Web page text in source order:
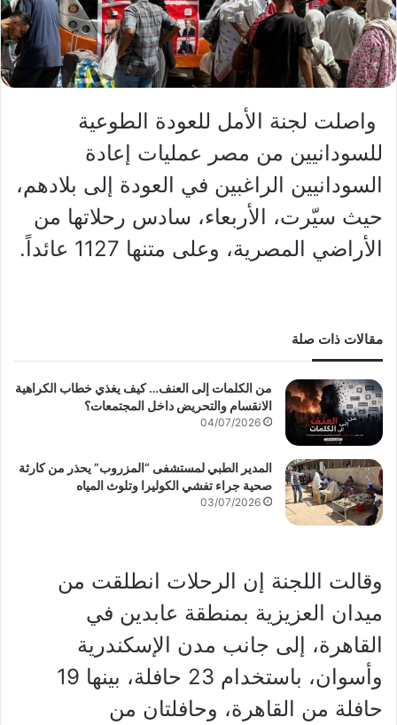
واصلت لجنة الأمل للعودة الطوعية
للسودانيين من مصر عمليات إعادة
السودانيين الراغبين في العودة إلى بلادهم،
حيث سيّرت، الأربعاء، سادس رحلاتها من
الأراضي المصرية، وعلى متنها 1127 عائداً.
مقالات ذات صلة
من الكلمات إلى العنف… كيف يغذي خطاب الكراهية
الانقسام والتحريض داخل المجتمعات؟
04/07/2026
المدير الطبي لمستشفى “المزروب” يحذر من كارثة
صحية جراء تفشي الكوليرا وتلوث المياه
03/07/2026
وقالت اللجنة إن الرحلات انطلقت من
ميدان العزيزية بمنطقة عابدين في
القاهرة، إلى جانب مدن الإسكندرية
وأسوان، باستخدام 23 حافلة، بينها 19
حافلة من القاهرة، وحافلتان من